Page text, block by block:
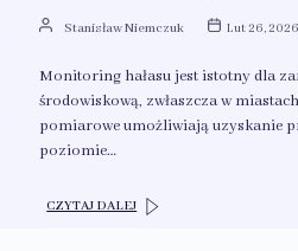
Stanisław Niemczuk Lut 26, 2026
Monitoring hałasu jest istotny dla
środowiskową, zwłaszcza w
pomiarowe umożliwiają uzyskanie
poziomie…
CZYTAJ DALEJ